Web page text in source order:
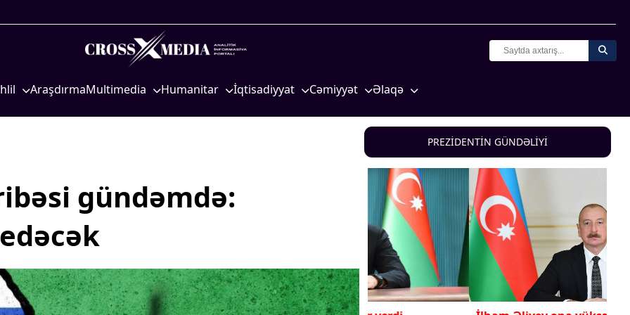
AraşdırmaMultimedia Humanitar
Mədəniyyətimizin Zəfəri
Ailə və uşaq
Turizm
İqtisadiyyat
nəqliyyat
COP29
Cəmiyyət
Məhkəmə və hüquq
Gənclər və İdman
Hadisə
Sağlamlıq
Əlaqə
gündəmdə:
PREZİDENTİN GÜNDƏLİYİ